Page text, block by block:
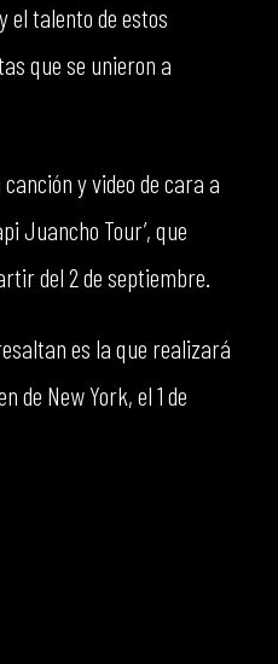
el talento de estos
que se unieron a
y video de cara a
Juancho Tour’, que
del 2 de septiembre.
es la que realizará
de New York, el 1 de